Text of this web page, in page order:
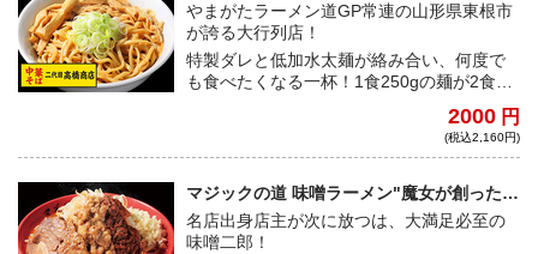
やまがたラーメン道GP常連の山形県東根市
が誇る大行列店！
特製ダレと低加水太麺が絡み合い、何度で
も食べたくなる一杯！1食250gの麺が2食入
せ！※麺2食は同じ袋に入っておりますが、
1食ずつお召し上がりいただく事も可能で
2000 円
(税込2,160円)
マジックの道 味噌ラーメン"魔女が創った
nyan nyan味噌"
名店出身店主が次に放つは、大満足必至の
味噌二郎！